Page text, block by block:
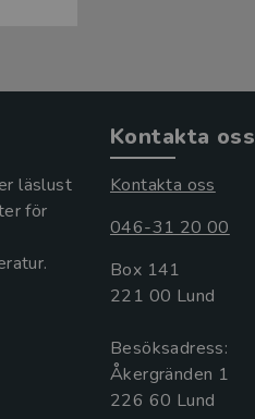
läslust
för
Kontakta oss
Kontakta oss
046-31 20 00
Box 141
221 00 Lund
Besöksadress:
Åkergränden 1